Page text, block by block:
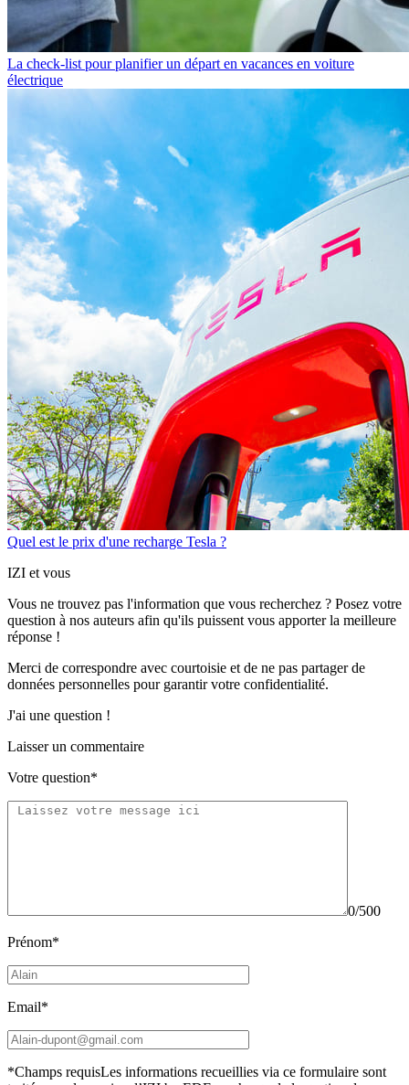
La check-list pour planifier un départ en vacances en voiture
électrique
Quel est le prix d'une recharge Tesla ?
IZI et vous
Vous ne trouvez pas l'information que vous recherchez ? Posez votre
question à nos auteurs afin qu'ils puissent vous apporterla meilleure
réponse !
Merci de correspondre avec courtoisie et de ne pas partagerde
données personnelles pour garantir votre confidentialité.
J'ai une question !
Laisser un commentaire
Votre question*
0/500
Prénom*
Email*
*Champs requisLes informations recueillies via ce formulaire sont